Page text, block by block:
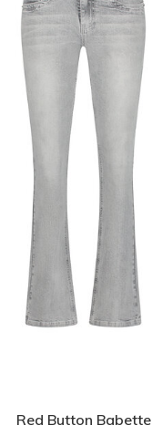
Red Button Babette